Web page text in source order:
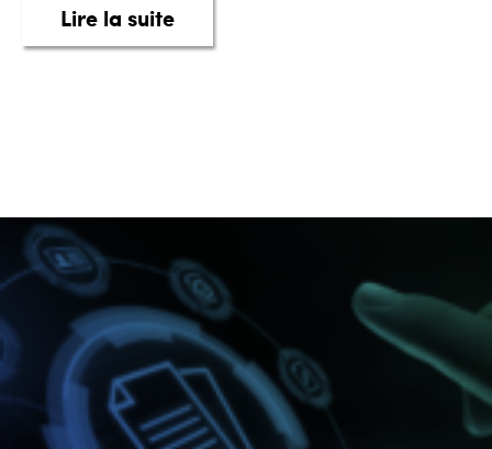
Lire la suiteabout La numérisation du